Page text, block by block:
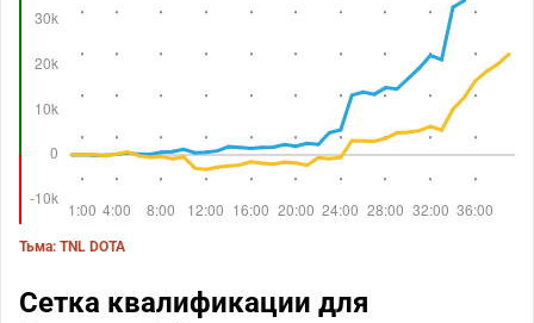
Тьма: TNL DOTA
Сетка квалификации для